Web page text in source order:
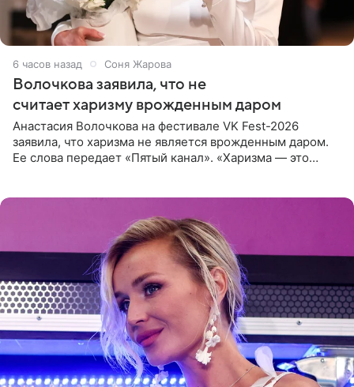
6 часов назад Соня Жарова
Волочкова заявила, что не
считает харизму врожденным даром
Анастасия Волочкова на фестивале VK Fest-2026
заявила, что харизма не является врожденным даром.
Ее слова передает «Пятый канал». «Харизма — это